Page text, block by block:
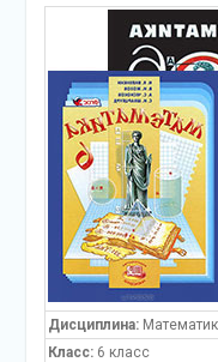
Дисциплина:
Класс:6 класс